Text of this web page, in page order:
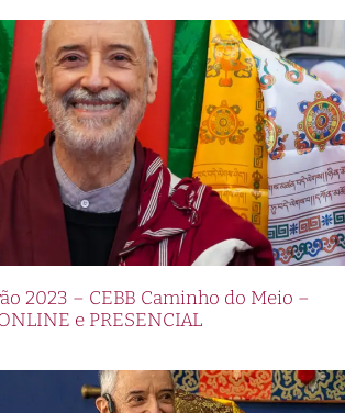
2023 – CEBB Caminho do Meio –
e PRESENCIAL